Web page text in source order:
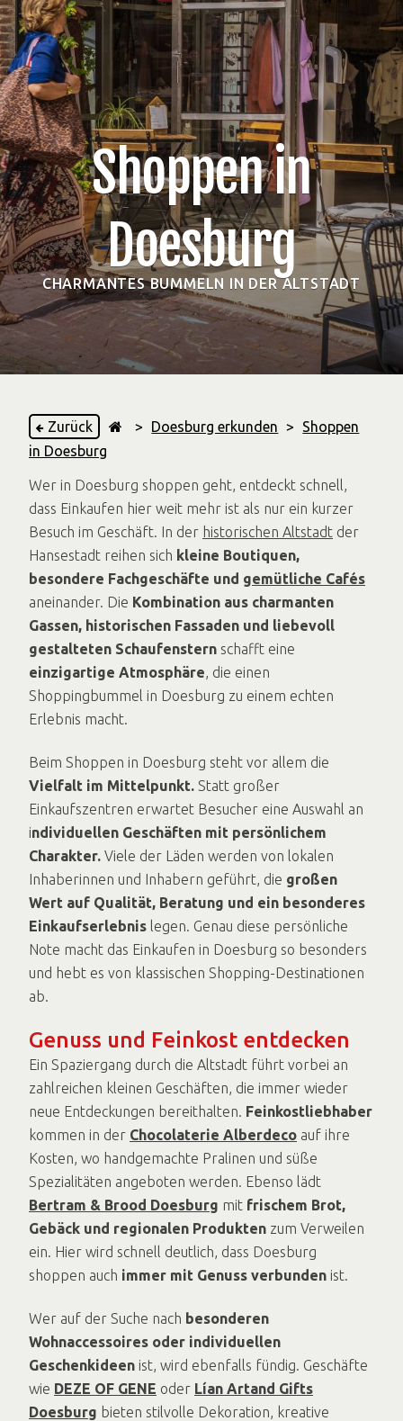
Shoppen in
Doesburg
CHARMANTES BUMMELN IN DER ALTSTADT
Zurück > Doesburg erkunden >
Shoppen
in Doesburg
Wer in Doesburg shoppen geht, entdeckt schnell,
dass Einkaufen hier weit mehr ist als nur ein kurzer
Besuch im Geschäft. In der historischen Altstadt der
Hansestadt reihen sich kleine Boutiquen,
besondere Fachgeschäfte und gemütliche Cafés
aneinander. Die Kombination aus charmanten
Gassen, historischen Fassaden und liebevoll
gestalteten Schaufenstern schafft eine
einzigartige Atmosphäre, die einen
Shoppingbummel in Doesburg zu einem echten
Erlebnis macht.
Beim Shoppen in Doesburg steht vor allem die
Vielfalt im Mittelpunkt. Statt großer
Einkaufszentren erwartet Besucher eine Auswahl an
individuellen Geschäften mit persönlichem
Charakter. Viele der Läden werden von lokalen
Inhaberinnen und Inhabern geführt, die großen
Wert auf Qualität, Beratung und ein besonderes
Einkaufserlebnis legen. Genau diese persönliche
Note macht das Einkaufen in Doesburg so besonders
und hebt es von klassischen Shopping-Destinationen
ab.
Genuss und Feinkost entdecken
Ein Spaziergang durch die Altstadt führt vorbei an
zahlreichen kleinen Geschäften, die immer wieder
neue Entdeckungen bereithalten. Feinkostliebhaber
kommen in der Chocolaterie Alberdeco auf ihre
Kosten, wo handgemachte Pralinen und süße
Spezialitäten angeboten werden. Ebenso lädt
Bertram & Brood Doesburg mit frischem Brot,
Gebäck und regionalen Produkten zum Verweilen
ein. Hier wird schnell deutlich, dass Doesburg
shoppen auch immer mit Genuss verbunden ist.
Wer auf der Suche nach besonderen
Wohnaccessoires oder individuellen
Geschenkideen ist, wird ebenfalls fündig. Geschäfte
wie DEZE OF GENE oder Lían Artand Gifts
Doesburg bieten stilvolle Dekoration, kreative